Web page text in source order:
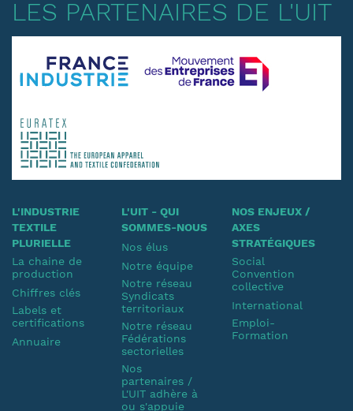
LES PARTENAIRES DE L'UIT
L'INDUSTRIE
TEXTILE
PLURIELLE
La chaine de
production
Chiffres clés
Labels et
certifications
Annuaire
L'UIT - QUI
SOMMES-NOUS
Nos élus
Notre équipe
Notre réseau
Syndicats
territoriaux
Notre réseau
Fédérations
sectorielles
Nos
partenaires /
L'UIT adhère à
ou s'appuie
NOS ENJEUX /
AXES
STRATÉGIQUES
Social
Convention
collective
International
Emploi-
Formation